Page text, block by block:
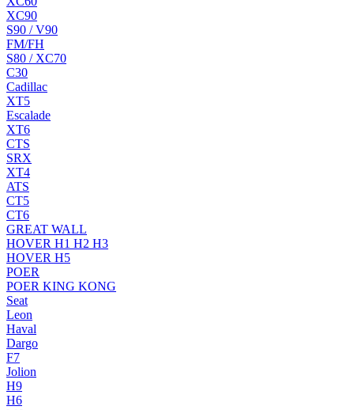
XC90
S90 / V90
FM/FH
S80 / XC70
C30
Cadillac
XT5
Escalade
XT6
CTS
SRX
XT4
ATS
CT5
CT6
GREAT WALL
HOVER H1 H2 H3
HOVER H5
POER
POER KING KONG
Seat
Leon
Haval
Dargo
F7
Jolion
H9
H6